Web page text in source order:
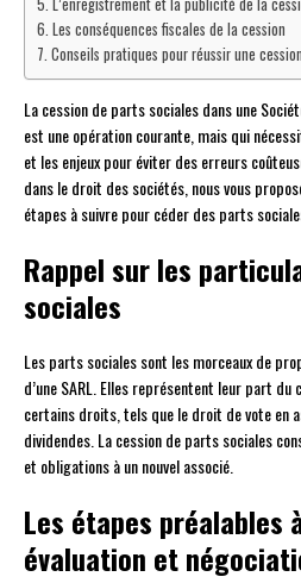
Les conséquences fiscales de la cession
Conseils pratiques pour réussir une
La cession de parts sociales dans une
est une opération courante, mais qui
et les enjeux pour éviter des erreurs
dans le droit des sociétés, nous vous
étapes à suivre pour céder des parts
Rappel sur les
sociales
Les parts sociales sont les morceaux de
d’une SARL. Elles représentent leur part
certains droits, tels que le droit de vote en
dividendes. La cession de parts sociales
et obligations à un nouvel associé.
Les étapes préalables
évaluation et